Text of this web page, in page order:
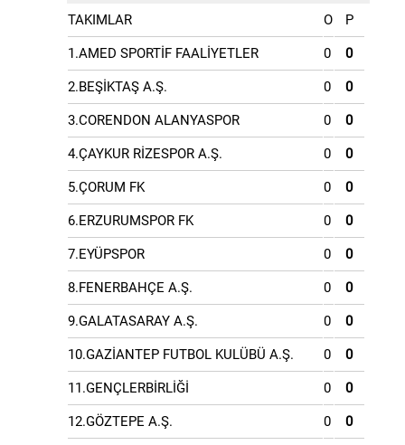
TAKIMLAR O P
1.AMED SPORTİF FAALİYETLER 0 0
2.BEŞİKTAŞ A.Ş. 0 0
3.CORENDON ALANYASPOR 0 0
4.ÇAYKUR RİZESPOR A.Ş. 0 0
5.ÇORUM FK 0 0
6.ERZURUMSPOR FK 0 0
7.EYÜPSPOR 0 0
8.FENERBAHÇE A.Ş. 0 0
9.GALATASARAY A.Ş. 0 0
10.GAZİANTEP FUTBOL KULÜBÜ A.Ş. 0 0
11.GENÇLERBİRLİĞİ 0 0
12.GÖZTEPE A.Ş. 0 0